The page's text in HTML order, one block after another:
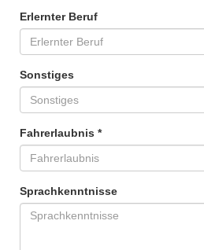
Erlernter Beruf
Sonstiges
Fahrerlaubnis *
Sprachkenntnisse